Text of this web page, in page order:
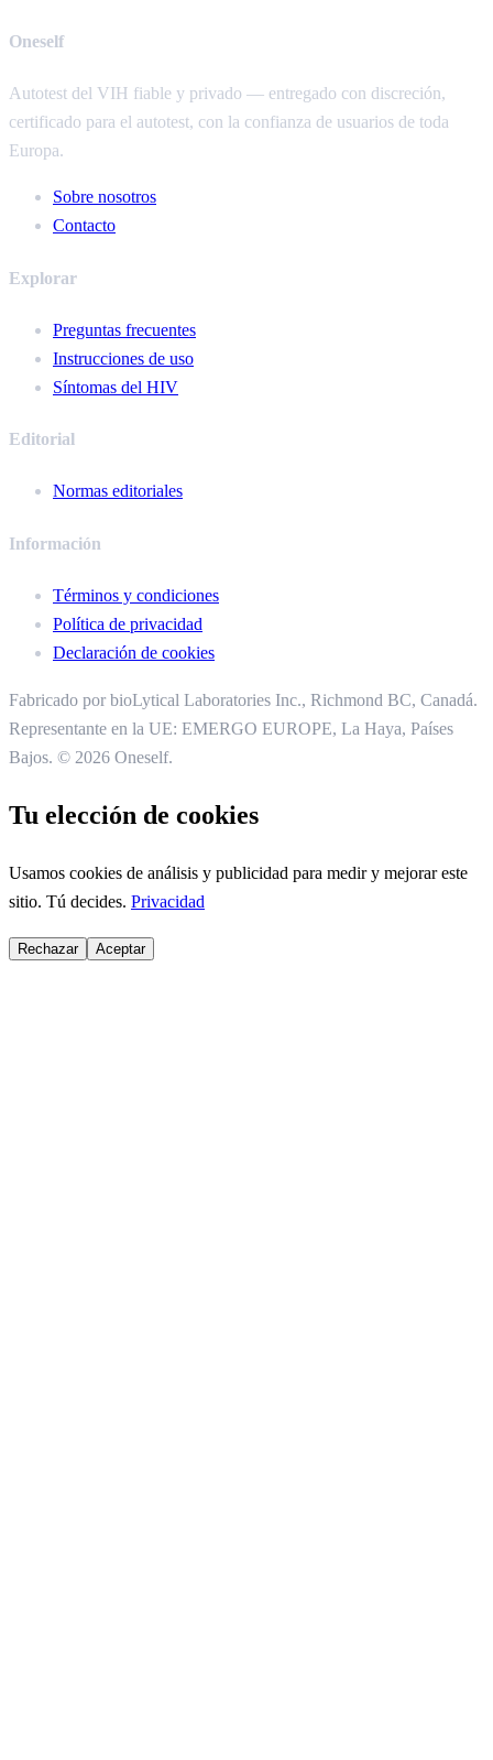
Oneself
Autotest del VIH fiable y privado — entregado con discreción,
certificado para el autotest, con la confianza de usuarios de toda
Europa.
Sobre nosotros
Contacto
Explorar
Preguntas frecuentes
Instrucciones de uso
Síntomas del HIV
Editorial
Normas editoriales
Información
Términos y condiciones
Política de privacidad
Declaración de cookies
Fabricado por bioLytical Laboratories Inc., Richmond BC, Canadá.
Representante en la UE: EMERGO EUROPE, La Haya, Países
Bajos. © 2026 Oneself.
Tu elección de cookies
Usamos cookies de análisis y publicidad para medir y mejorar este
sitio. Tú decides. Privacidad
Rechazar Aceptar